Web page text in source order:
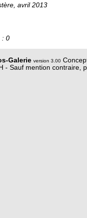
avril 2013
: 0
Galerie version 3.00
- Sauf mention contraire,